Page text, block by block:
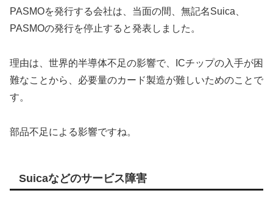
PASMOを発行する会社は、当面の間、無記名Suica、
PASMOの発行を停止すると発表しました。
理由は、世界的半導体不足の影響で、ICチップの入手が困
難なことから、必要量のカード製造が難しいためのことで
す。
部品不足による影響ですね。
Suicaなどのサービス障害